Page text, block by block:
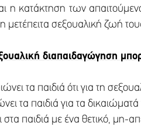
η κατάκτηση των
μετέπειτα σεξουαλική ζωή
διαπαιδαγώγηση
τα παιδιά ότι για τη
τα παιδιά για τα
στα παιδιά με ένα θετικό, μη-